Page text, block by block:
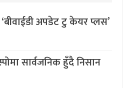
अपडेट टु केयर प्लस’
सार्वजनिक हुँदै निसान